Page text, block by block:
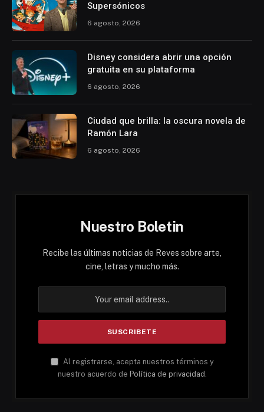
Supersónicos
6 agosto, 2026
Disney considera abrir una opción
gratuita en su plataforma
6 agosto, 2026
Ciudad que brilla: la oscura novela de
Ramón Lara
6 agosto, 2026
Nuestro Boletin
Recibe las últimas noticias de Reves sobre arte,
cine, letras y mucho más.
Al registrarse, acepta nuestros términos y
nuestro acuerdo de Política de privacidad .